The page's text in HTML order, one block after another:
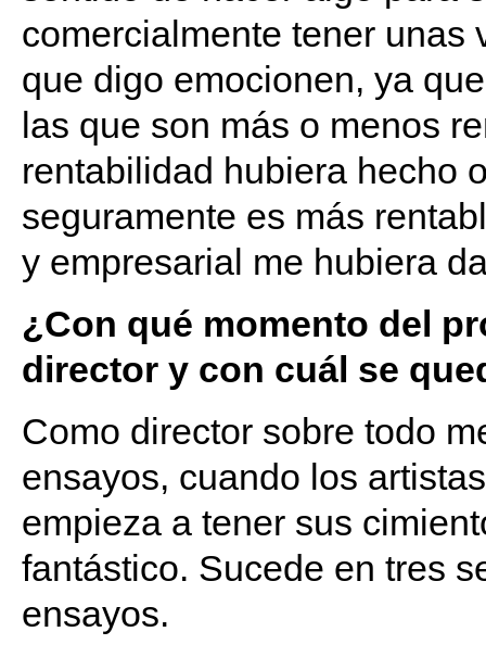
comercialmente tener unas
que digo emocionen, ya
las que son más o menos
rentabilidad hubiera hecho
seguramente es más
y empresarial me hubiera
¿Con qué momento del
director y con cuál se
Como director sobre todo
ensayos, cuando los
empieza a tener sus
fantástico. Sucede en tres
ensayos.